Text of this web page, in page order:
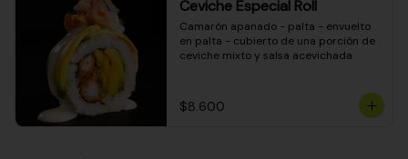
Ceviche Especial Roll
Camarón apanado - palta - envuelto
en palta - cubierto de una porción de
ceviche mixto y salsa acevichada
$8.600